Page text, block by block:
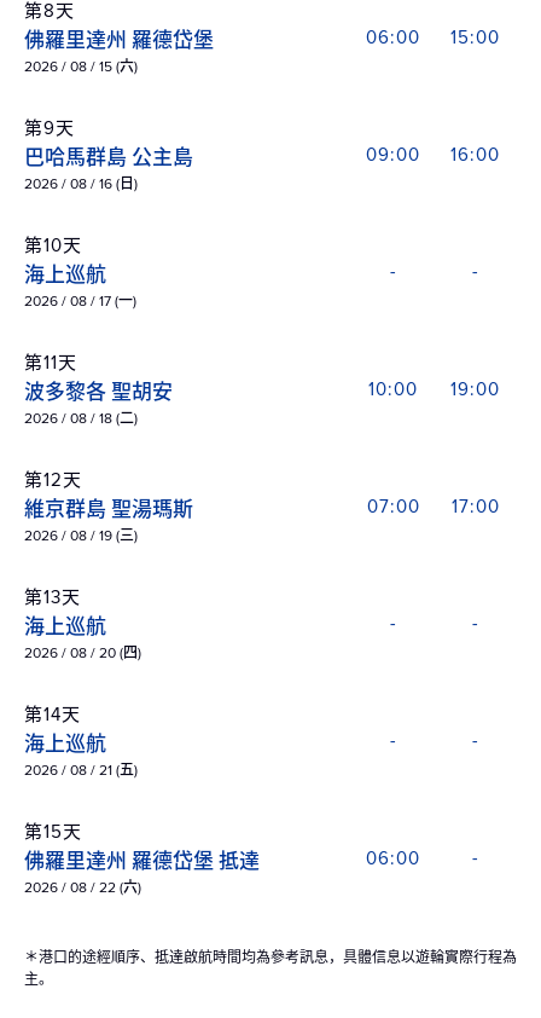
第8天
佛羅里達州 羅德岱堡
2026 / 08 / 15 (六)
06:00 15:00
第9天
巴哈馬群島 公主島
2026 / 08 / 16 (日)
09:00 16:00
第10天
海上巡航
2026 / 08 / 17 (一)
- -
第11天
波多黎各 聖胡安
2026 / 08 / 18 (二)
10:00 19:00
第12天
維京群島 聖湯瑪斯
2026 / 08 / 19 (三)
07:00 17:00
第13天
海上巡航
2026 / 08 / 20 (四)
- -
第14天
海上巡航
2026 / 08 / 21 (五)
- -
第15天
佛羅里達州 羅德岱堡 抵達
2026 / 08 / 22 (六)
06:00 -
＊港口的途經順序、抵達啟航時間均為參考訊息，具體信息以遊輪實際行程為
主。